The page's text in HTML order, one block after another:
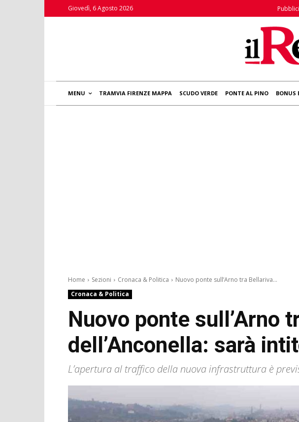
Giovedì, 6 Agosto 2026
MENU TRAMVIA FIRENZE MAPPA SCUDO VERDE PONTE AL PINO BONUS
Home Sezioni Cronaca & Politica
Nuovo ponte sull’Arno tra Bellariva...
Cronaca & Politica
Nuovo ponte sull’Arno
dell’Anconella: sarà
L’apertura al traffico della nuova infrastruttura è